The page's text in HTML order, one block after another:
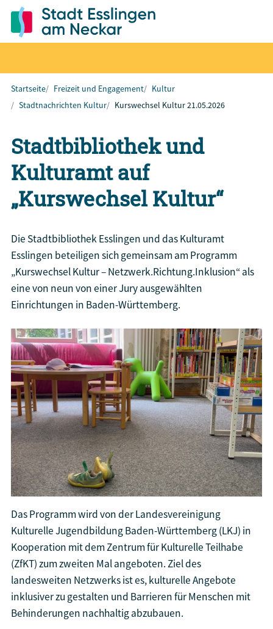
Startseite Freizeit und Engagement
Kultur
Stadtnachrichten Kultur
Kurswechsel Kultur 21.05.2026
Stadtbibliothek und
Kulturamt auf
„Kurswechsel Kultur“
Die Stadtbibliothek Esslingen und das Kulturamt
Esslingen beteiligen sich gemeinsam am Programm
„Kurswechsel Kultur – Netzwerk.Richtung.Inklusion“ als
eine von neun von einer Jury ausgewählten
Einrichtungen in Baden-Württemberg.
Das Programm wird von der Landesvereinigung
Kulturelle Jugendbildung Baden-Württemberg (LKJ) in
Kooperation mit dem Zentrum für Kulturelle Teilhabe
(ZfKT) zum zweiten Mal angeboten. Ziel des
landesweiten Netzwerks ist es, kulturelle Angebote
inklusiver zu gestalten und Barrieren für Menschen mit
Behinderungen nachhaltig abzubauen.